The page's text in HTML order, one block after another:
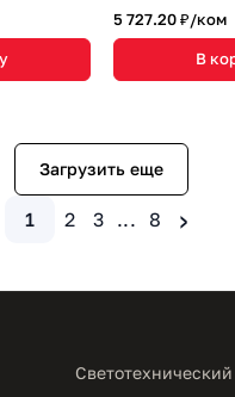
5 727.20 ₽/ком
В
Загрузить еще
1 2 3 ... 8 ›